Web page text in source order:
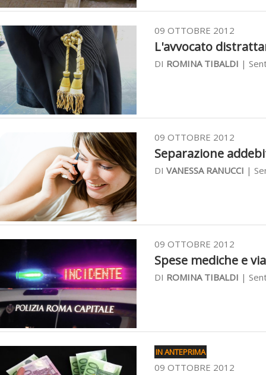
09 OTTOBRE 2012
L'avvocato
DI ROMINA TIBALDI |
09 OTTOBRE 2012
Separazione
DI VANESSA RANUCCI |
09 OTTOBRE 2012
Spese mediche e
DI ROMINA TIBALDI |
IN ANTEPRIMA
09 OTTOBRE 2012